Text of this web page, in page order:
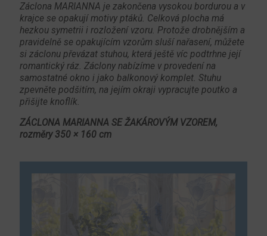
Záclona MARIANNA je zakončena vysokou bordurou a v
krajce se opakují motivy ptáků. Celková plocha má
hezkou symetrii i rozložení vzoru. Protože drobnějším a
pravidelně se opakujícím vzorům sluší nařasení, můžete
si záclonu převázat stuhou, která ještě víc podtrhne její
romantický ráz. Záclony nabízíme v provedení na
samostatné okno i jako balkonový komplet. Stuhu
zpevněte podšitím, na jejím okraji vypracujte poutko a
přišijte knoflík.
ZÁCLONA MARIANNA SE ŽAKÁROVÝM VZOREM,
rozměry 350 × 160 cm